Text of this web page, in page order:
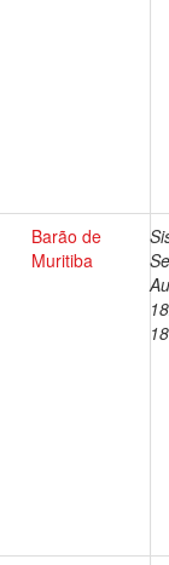
Barão de
Muritiba